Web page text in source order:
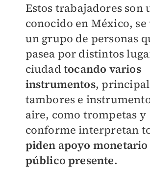
Estos trabajadores son
conocido en México,
un grupo de personas
pasea por distintos
ciudad tocando varios
instrumentos,
tambores e
aire, como trompetas y
conforme interpretan
piden apoyo monetario
público presente.